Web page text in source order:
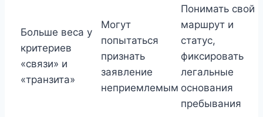
Больше веса у
критериев
«связи» и
«транзита»
Могут
попытаться
признать
заявление
неприемлемым
Понимать свой
маршрут и
статус,
фиксировать
легальные
основания
пребывания